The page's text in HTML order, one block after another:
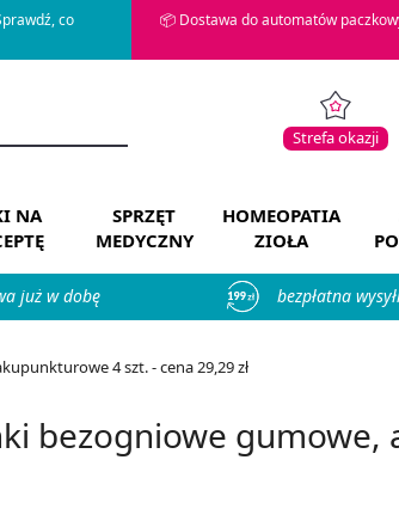
co
📦 Dostawa do automatów
Strefa okazji
NA
SPRZĘT
MEDYCZNY
HOMEOPATIA
ZIOŁA
już w dobę bezpłatna
4 szt. - cena 29,29 zł
bezogniowe gumowe,